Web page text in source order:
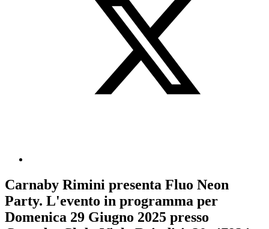
Carnaby Rimini presenta Fluo Neon
Party. L'evento in programma per
Domenica 29 Giugno 2025 presso